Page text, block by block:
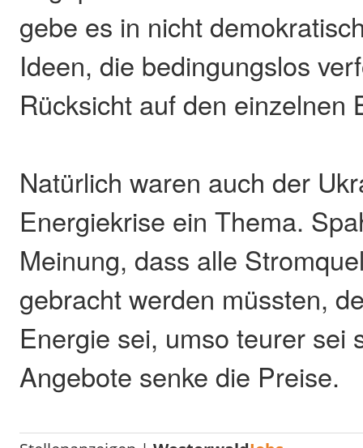
gebe es in nicht
Ideen, die bedingungslos
Rücksicht auf den einzelnen
Natürlich waren auch der
Energiekrise ein Thema.
Meinung, dass alle
gebracht werden müssten,
Energie sei, umso teurer sei
Angebote senke die Preise.